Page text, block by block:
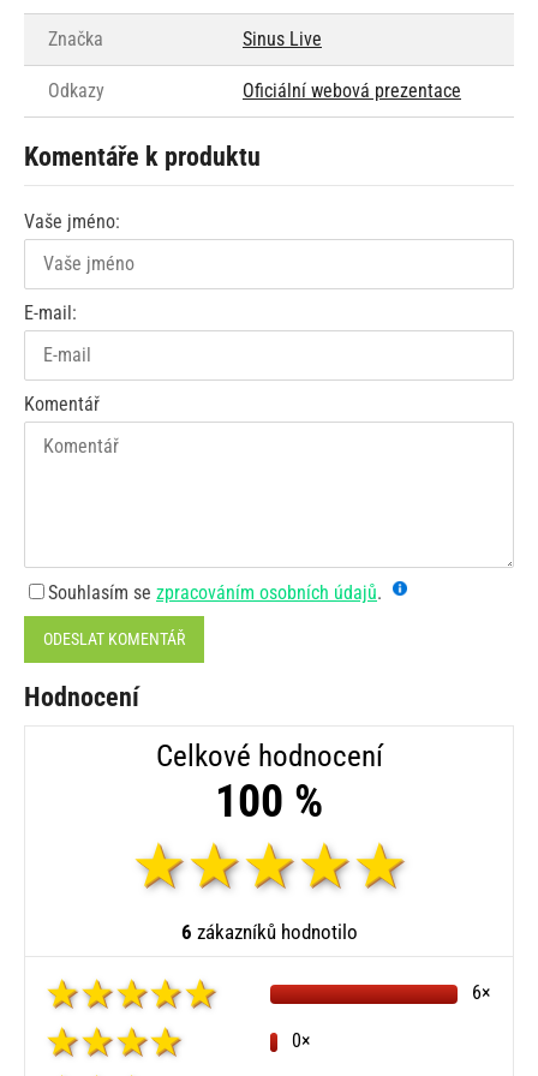
Značka Sinus Live
Odkazy Oficiální webová prezentace
Komentáře k produktu
Vaše jméno:
E-mail:
Komentář
Souhlasím se zpracováním osobních údajů.
ODESLAT KOMENTÁŘ
Hodnocení
Celkové hodnocení
100 %
6 zákazníků hodnotilo
6×
0×